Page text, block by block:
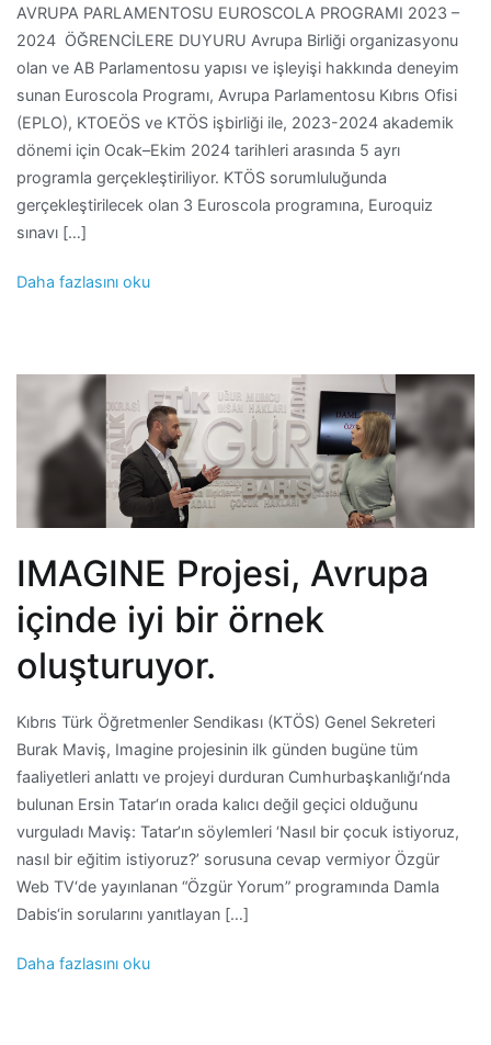
AVRUPA PARLAMENTOSU EUROSCOLA PROGRAMI 2023 –
2024 ÖĞRENCİLERE DUYURU Avrupa Birliği organizasyonu
olan ve AB Parlamentosu yapısı ve işleyişi hakkında deneyim
sunan Euroscola Programı, Avrupa Parlamentosu Kıbrıs Ofisi
(EPLO), KTOEÖS ve KTÖS işbirliği ile, 2023-2024 akademik
dönemi için Ocak–Ekim 2024 tarihleri arasında 5 ayrı
programla gerçekleştiriliyor. KTÖS sorumluluğunda
gerçekleştirilecek olan 3 Euroscola programına, Euroquiz
sınavı […]
Daha fazlasını oku
IMAGINE Projesi, Avrupa
içinde iyi bir örnek
oluşturuyor.
Kıbrıs Türk Öğretmenler Sendikası (KTÖS) Genel Sekreteri
Burak Maviş, Imagine projesinin ilk günden bugüne tüm
faaliyetleri anlattı ve projeyi durduran Cumhurbaşkanlığı‘nda
bulunan Ersin Tatar‘ın orada kalıcı değil geçici olduğunu
vurguladı Maviş: Tatar’ın söylemleri ‘Nasıl bir çocuk istiyoruz,
nasıl bir eğitim istiyoruz?’ sorusuna cevap vermiyor Özgür
Web TV‘de yayınlanan “Özgür Yorum” programında Damla
Dabis‘in sorularını yanıtlayan […]
Daha fazlasını oku